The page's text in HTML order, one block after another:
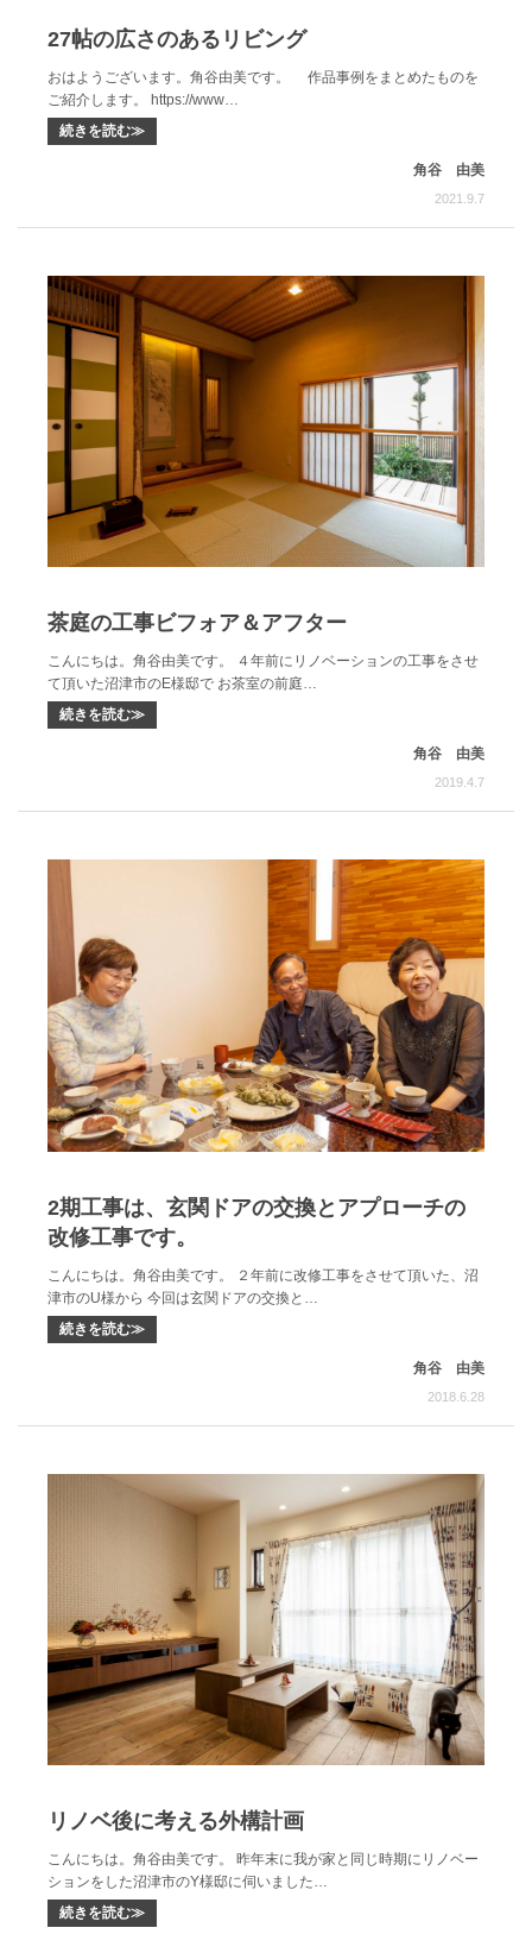
27帖の広さのあるリビング
おはようございます。角谷由美です。 作品事例をまとめたものを
ご紹介します。 https://www…
続きを読む≫
角谷 由美
2021.9.7
茶庭の工事ビフォア＆アフター
こんにちは。角谷由美です。 ４年前にリノベーションの工事をさせ
て頂いた沼津市のE様邸で お茶室の前庭…
続きを読む≫
角谷 由美
2019.4.7
2期工事は、玄関ドアの交換とアプローチの
改修工事です。
こんにちは。角谷由美です。 ２年前に改修工事をさせて頂いた、沼
津市のU様から 今回は玄関ドアの交換と…
続きを読む≫
角谷 由美
2018.6.28
リノベ後に考える外構計画
こんにちは。角谷由美です。 昨年末に我が家と同じ時期にリノベー
ションをした沼津市のY様邸に伺いました…
続きを読む≫